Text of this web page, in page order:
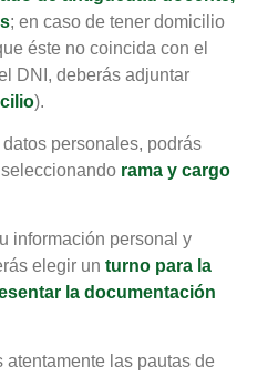
; en caso de tener domicilio
éste no coincida con el
DNI, deberás adjuntar
).
personales, podrás
seleccionando rama y cargo
información personal y
elegir un turno para la
la documentación
atentamente las pautas de